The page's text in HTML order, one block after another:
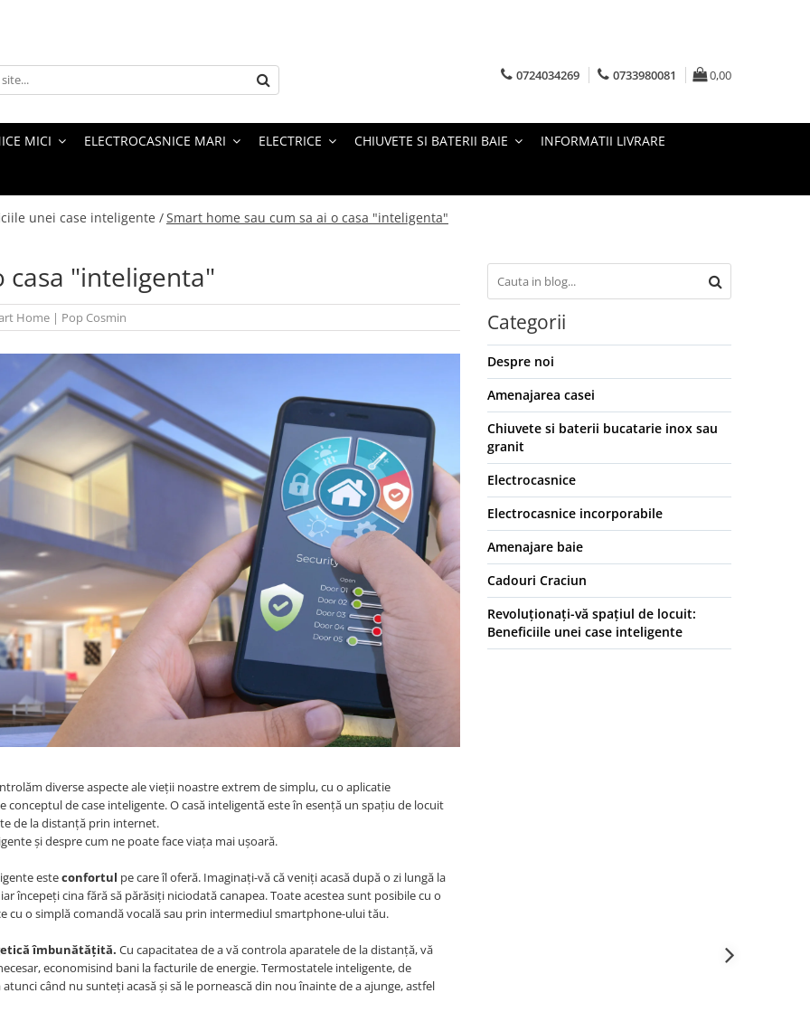
0724034269 0733980081 0,00
MICI ELECTROCASNICE MARI ELECTRICE CHIUVETE SI BATERII BAIE INFORMATII LIVRARE
unei case inteligente /Smart home sau cum sa ai o casa "inteligenta"
casa "inteligenta"
Home | Pop Cosmin
diverse aspecte ale vieții noastre extrem de simplu, cu o aplicatie
de case inteligente. O casă inteligentă este în esență un spațiu de locuit
de la distanță prin internet.
și despre cum ne poate face viața mai ușoară.
esteconfortul pe care îl oferă. Imaginați-vă că veniți acasă după o zi lungă la
începeți cina fără să părăsiți niciodată canapea. Toate acestea sunt posibile cu o
cu o simplă comandă vocală sau prin intermediul smartphone-ului tău.
îmbunătățită. Cu capacitatea de a vă controla aparatele de la distanță, vă
economisind bani la facturile de energie. Termostatele inteligente, de
când nu sunteți acasă și să le pornească din nou înainte de a ajunge, astfel
Categorii
Despre noi
Amenajarea casei
Chiuvete si baterii bucatarie inox sau
granit
Electrocasnice
Electrocasnice incorporabile
Amenajare baie
Cadouri Craciun
Revoluționați-vă spațiul de locuit:
Beneficiile unei case inteligente